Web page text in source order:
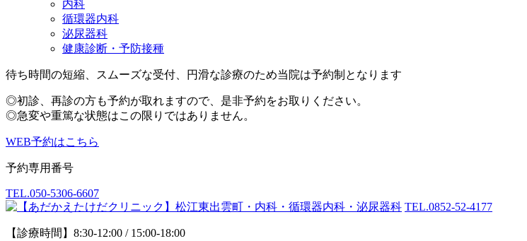
内科
循環器内科
泌尿器科
健康診断・予防接種
待ち時間の短縮、スムーズな受付、円滑な診療のため当院は予約制となります
◎初診、再診の方も予約が取れますので、是非予約をお取りください。
◎急変や重篤な状態はこの限りではありません。
WEB予約はこちら
予約専用番号
TEL.050-5306-6607
TEL.0852-52-4177
【診療時間】8:30-12:00 / 15:00-18:00